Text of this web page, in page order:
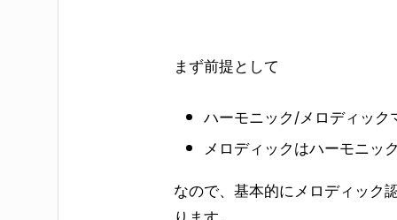
まず前提として
ハーモニック/メロディック
メロディックはハーモニッ
なので、基本的にメロディッ